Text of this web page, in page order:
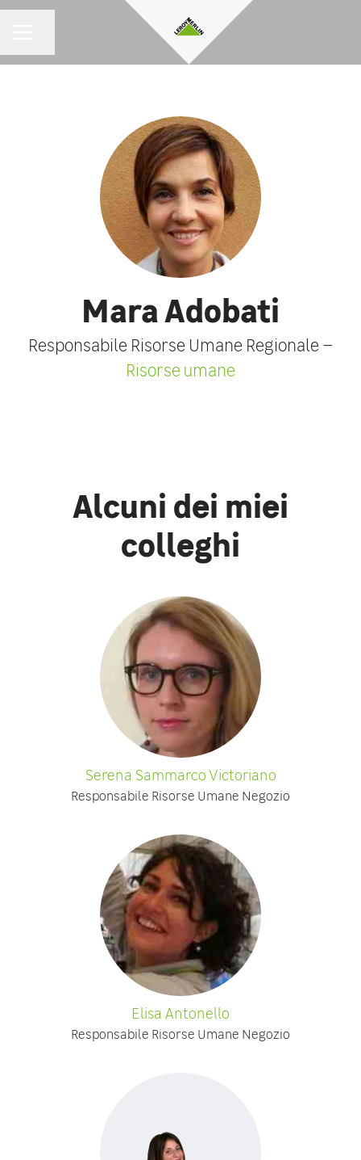
Mara Adobati
Responsabile Risorse Umane Regionale –
Risorse umane
Alcuni dei miei
colleghi
Serena Sammarco Victoriano
Responsabile Risorse Umane Negozio
Elisa Antonello
Responsabile Risorse Umane Negozio